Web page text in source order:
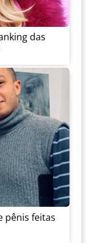
das
pênis feitas